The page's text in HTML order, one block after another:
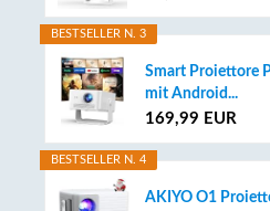
BESTSELLER N. 3
Smart Proiettore
mit Android...
169,99 EUR
BESTSELLER N. 4
AKIYO O1